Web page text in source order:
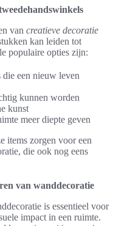
van creatieve decoratie
kan leiden tot
populaire opties zijn:
een nieuw leven
kunnen worden
kunst
meer diepte geven
items zorgen voor een
die ook nog eens
van wanddecoratie
is essentieel voor
impact in een ruimte.